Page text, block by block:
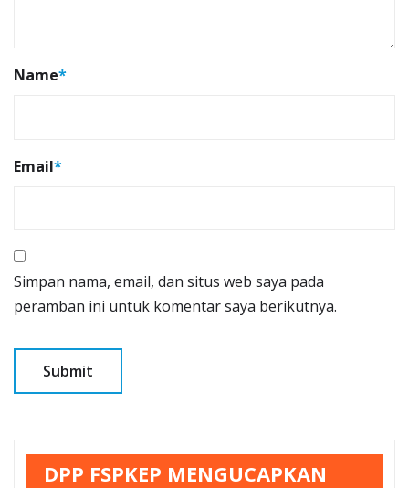
Name*
Email*
Simpan nama, email, dan situs web saya pada
peramban ini untuk komentar saya berikutnya.
DPP FSPKEP MENGUCAPKAN